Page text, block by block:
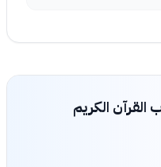
الكريم